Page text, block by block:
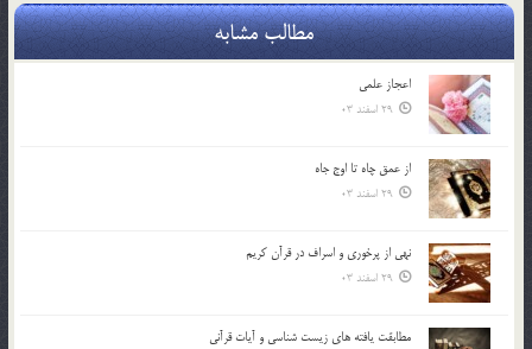
مطالب مشابه
اعجاز علمی
29 اسفند 03
از عمق چاه تا اوج جاه
29 اسفند 03
نهي از پرخوري و اسراف در قرآن کريم
29 اسفند 03
مطابقت یافته های زیست شناسی و آیات قرآنی